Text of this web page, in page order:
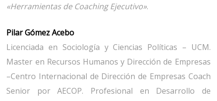
«Herramientas de Coaching Ejecutivo».
Pilar Gómez Acebo
Licenciada en Sociología y Ciencias Políticas – UCM.
Master en Recursos Humanos y Dirección de Empresas
–Centro Internacional de Dirección de Empresas Coach
Senior por AECOP. Profesional en Desarrollo de